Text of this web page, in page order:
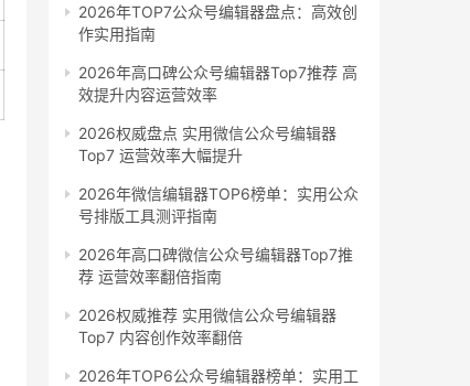
2026年TOP7公众号编辑器盘点：高效创
作实用指南
2026年高口碑公众号编辑器Top7推荐 高
效提升内容运营效率
2026权威盘点 实用微信公众号编辑器
Top7 运营效率大幅提升
2026年微信编辑器TOP6榜单：实用公众
号排版工具测评指南
2026年高口碑微信公众号编辑器Top7推
荐 运营效率翻倍指南
2026权威推荐 实用微信公众号编辑器
Top7 内容创作效率翻倍
2026年TOP6公众号编辑器榜单：实用工